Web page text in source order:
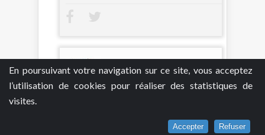
En poursuivant votre navigation sur ce site, vous acceptez
l’utilisation de cookies pour réaliser des statistiques de
visites.
Accepter Refuser